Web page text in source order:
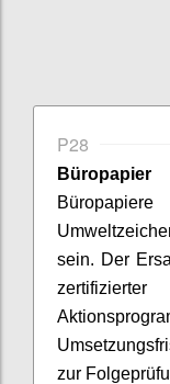
P28
Büropapier
sein. Der
zur